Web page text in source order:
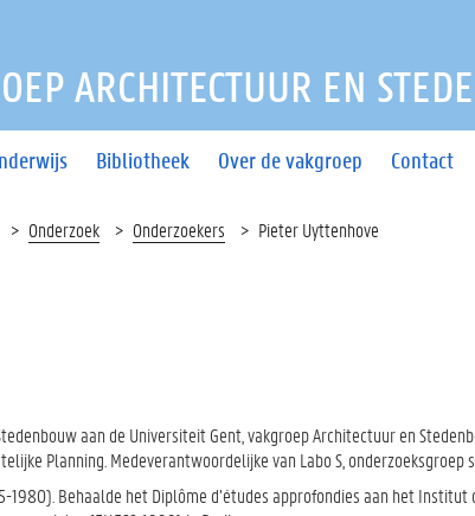
Bibliotheek Over de vakgroep Contact
ARCHITECTUUR EN
Onderzoek Onderzoekers Pieter Uyttenhove
aan de Universiteit Gent, vakgroep Architectuur en
Planning. Medeverantwoordelijke van Labo S, onderzoeksgroep
Behaalde het Diplôme d’études approfondies aan het Institut